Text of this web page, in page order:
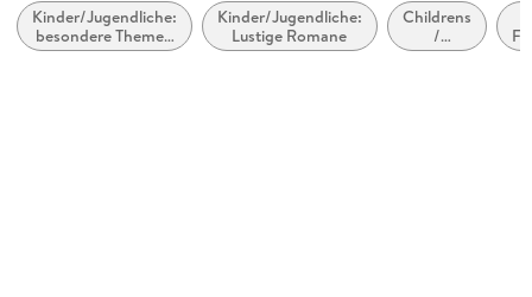
Dietmar Schmidt
Verlag/Hersteller
Kinder/Jugendliche:
besondere Themen
& Vergleichbares
Kinder/Jugendliche:
Lustige Romane
Childrens
/
Teenage